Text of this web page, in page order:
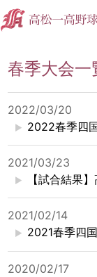
春季大会一
2022/03/20
2022春季四
2021/03/23
【試合結果
2021/02/14
2021春季四
2020/02/17